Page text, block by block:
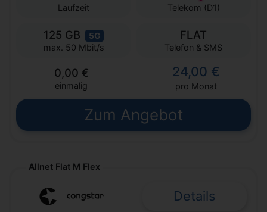
Laufzeit Telekom (D1)
125 GB 5G
max. 50 Mbit/s
FLAT
Telefon & SMS
0,00 €
einmalig
24,00 €
pro Monat
Zum Angebot
Allnet Flat M Flex
Details